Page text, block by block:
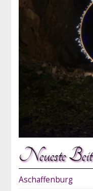
Neueste
Aschaffenburg